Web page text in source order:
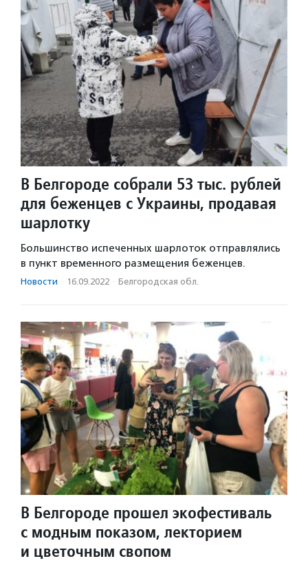
В Белгороде собрали 53 тыс. рублей
для беженцев с Украины, продавая
шарлотку
Большинство испеченных шарлоток отправлялись
в пункт временного размещения беженцев.
Новости · 16.09.2022 · Белгородская обл.
В Белгороде прошел экофестиваль
с модным показом, лекторием
и цветочным свопом